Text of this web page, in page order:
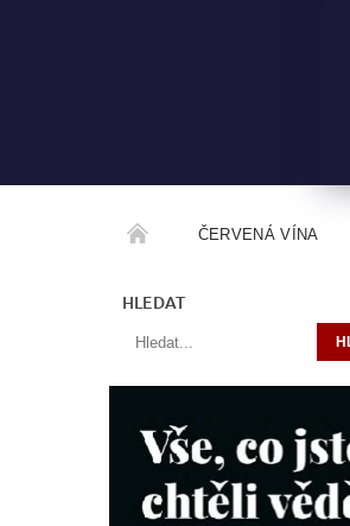
ČERVENÁ VÍNA
ROČNÍKOVÝ ALKOHOL
HLEDAT